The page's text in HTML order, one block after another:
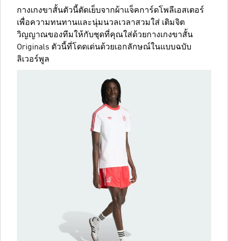
กางเกงขาสั้นตัวนี้ตัดเย็บจากผ้าแจ็คการ์ดโพลีเอสเตอร์
เพื่อความทนทานและนุ่มนวลเวลาสวมใส่ เติมจิต
วิญญาณของทีมให้กับชุดที่คุณใส่ด้วยกางเกงขาสั้น
Originals ตัวนี้ที่โดดเด่นด้วยเอกลักษณ์ในแบบฉบับ
ลิเวอร์พูล